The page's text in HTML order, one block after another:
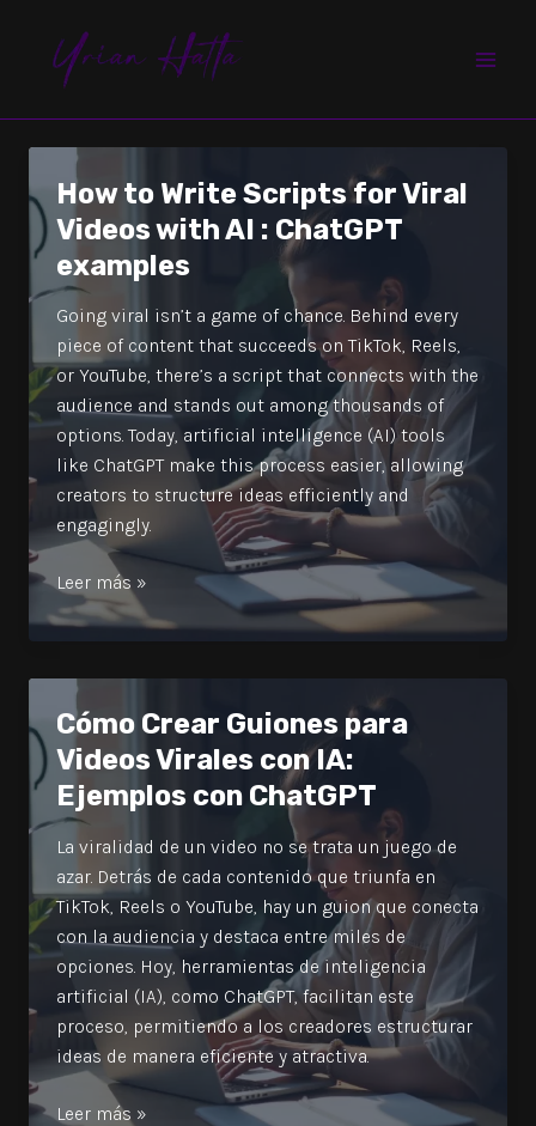
contenido
How to Write Scripts for Viral
Videos with AI : ChatGPT
examples
Going viral isn’t a game of chance. Behind every
piece of content that succeeds on TikTok, Reels,
or YouTube, there’s a script that connects with the
audience and stands out among thousands of
options. Today, artificial intelligence (AI) tools
like ChatGPT make this process easier, allowing
creators to structure ideas efficiently and
engagingly.
How
to
Write
Viral
Videos
with
AI
:
ChatGPT
examples
Leer más »
Cómo Crear Guiones para
Videos Virales con IA:
Ejemplos con ChatGPT
La viralidad de un video no se trata un juego de
azar. Detrás de cada contenido que triunfa en
TikTok, Reels o YouTube, hay un guion que conecta
con la audiencia y destaca entre miles de
opciones. Hoy, herramientas de inteligencia
artificial (IA), como ChatGPT, facilitan este
proceso, permitiendo a los creadores estructurar
ideas de manera eficiente y atractiva.
Cómo
Leer más »